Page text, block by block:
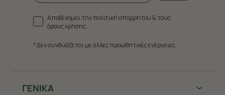
ΓΕΝΙΚΑ
Αποδέχομαι την πολιτική απορρήτου & τους
όρους χρήσης.
* Δεν συνδυάζεται με άλλες προωθητικές ενέργειες.